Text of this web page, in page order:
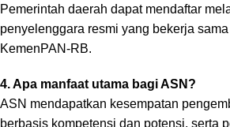
Pemerintah daerah dapat mendaftar
penyelenggara resmi yang bekerja
KemenPAN-RB.
4. Apa manfaat utama bagi ASN?
ASN mendapatkan kesempatan
berbasis kompetensi dan potensi, serta